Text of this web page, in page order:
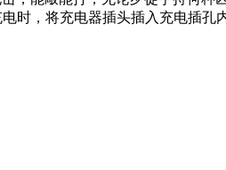
时，将充电器插头插入充电插孔